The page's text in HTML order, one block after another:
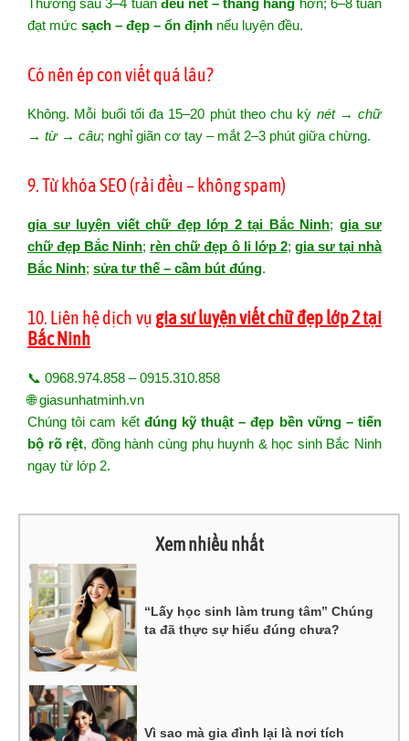
Thường sau 3–4 tuần đều nét – thẳng hàng hơn; 6–8 tuần
đạt mức sạch – đẹp – ổn định nếu luyện đều.
Có nên ép con viết quá lâu?
Không. Mỗi buổi tối đa 15–20 phút theo chu kỳ nét → chữ
→ từ → câu; nghỉ giãn cơ tay – mắt 2–3 phút giữa chừng.
9. Từ khóa SEO (rải đều – không spam)
gia sư luyện viết chữ đẹp lớp 2 tại Bắc Ninh; gia sư
chữ đẹp Bắc Ninh; rèn chữ đẹp ô li lớp 2; gia sư tại nhà
Bắc Ninh; sửa tư thế – cầm bút đúng.
10. Liên hệ dịch vụ gia sư luyện viết chữ đẹp lớp 2 tại
Bắc Ninh
📞 0968.974.858 – 0915.310.858
🌐giasunhatminh.vn
Chúng tôi cam kết đúng kỹ thuật – đẹp bền vững – tiến
bộ rõ rệt, đồng hành cùng phụ huynh & học sinh Bắc Ninh
ngay từ lớp 2.
Xem nhiều nhất
“Lấy học sinh làm trung tâm” Chúng
ta đã thực sự hiểu đúng chưa?
Vì sao mà gia đình lại là nơi tích